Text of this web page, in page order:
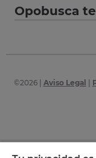
Opobusca
©2026| Aviso Legal